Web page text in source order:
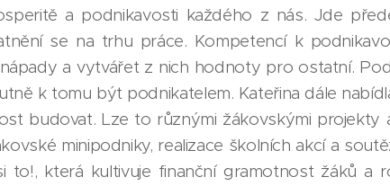
a podnikavosti každého z nás. Jde
se na trhu práce. Kompetencí k
a vytvářet z nich hodnoty pro ostatní.
k tomu být podnikatelem. Kateřina dále
budovat. Lze to různými žákovskými projekty
minipodniky, realizace školních akcí a
to!, která kultivuje finanční gramotnost žáků a